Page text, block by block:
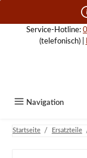
Zum Hauptinhalt springen
Service-Hotline:
(telefonisch) |
Navigation
Startseite / Ersatzteile